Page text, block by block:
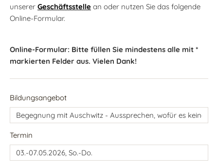
unserer Geschäftsstelle an oder nutzen Sie das folgende
Online-Formular.
Online-Formular: Bitte füllen Sie mindestens alle mit *
markierten Felder aus. Vielen Dank!
Bildungsangebot
Termin